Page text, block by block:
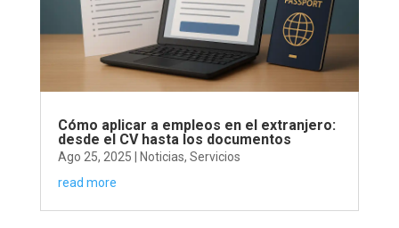
Cómo aplicar a empleos en el extranjero:
desde el CV hasta los documentos
Ago 25, 2025 Noticias, Servicios
read more